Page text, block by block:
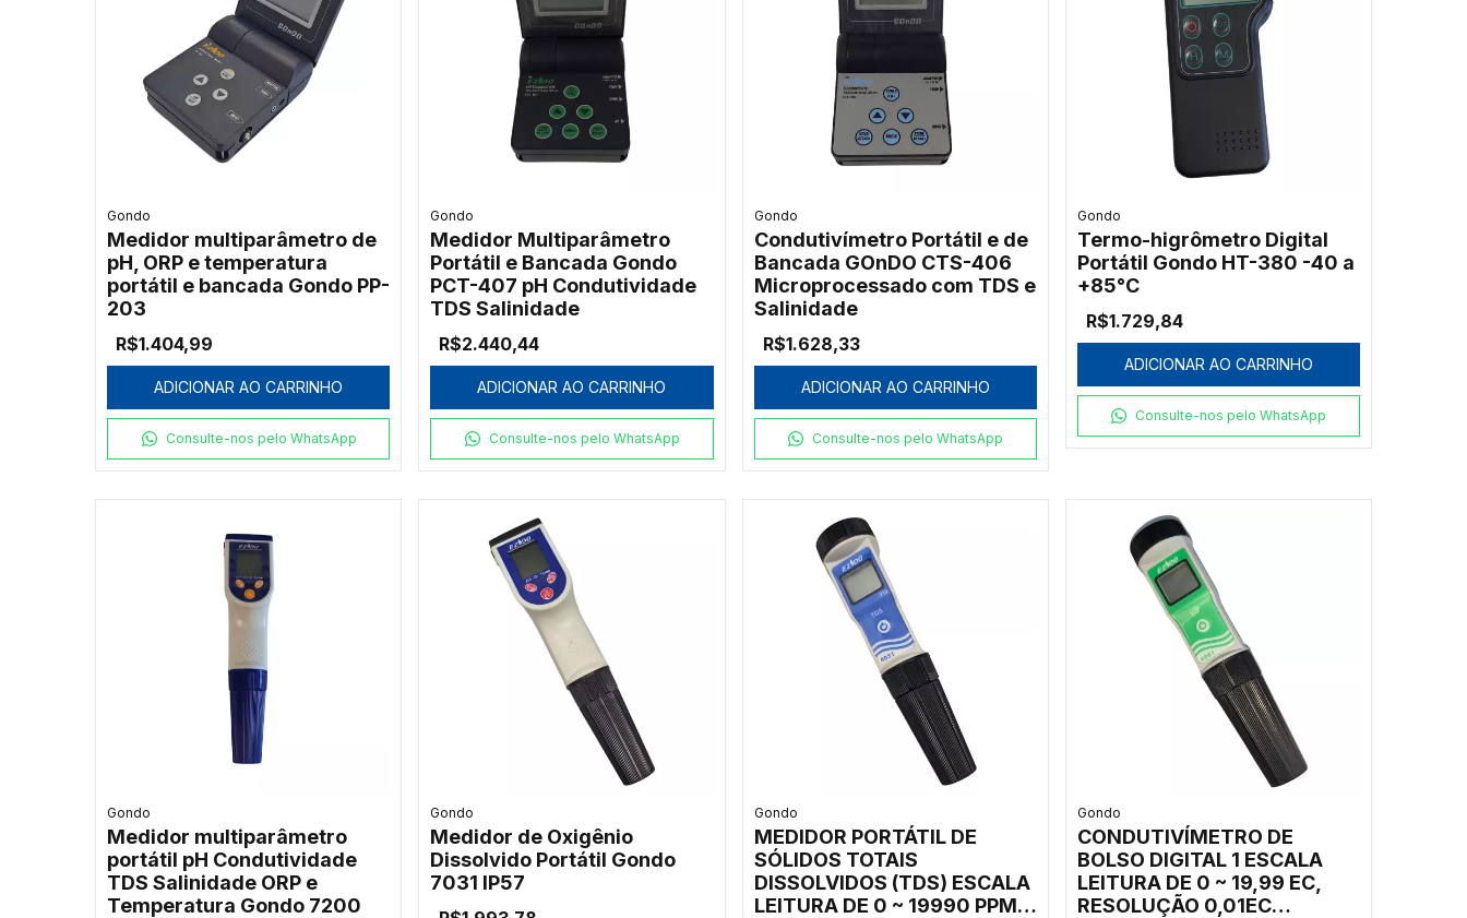
Gondo
Medidor multiparâmetro de
pH, ORP e temperatura
portátil e bancada Gondo PP-
203
R$1.404,99
ADICIONAR AO CARRINHO
Consulte-nos pelo WhatsApp
Gondo
Medidor Multiparâmetro
Portátil e Bancada Gondo
PCT-407 pH Condutividade
TDS Salinidade
R$2.440,44
ADICIONAR AO CARRINHO
Consulte-nos pelo WhatsApp
Gondo
Condutivímetro Portátil e de
Bancada GOnDO CTS-406
Microprocessado com TDS e
Salinidade
R$1.628,33
ADICIONAR AO CARRINHO
Consulte-nos pelo WhatsApp
Gondo
Termo-higrômetro Digital
Portátil Gondo HT-380 -40 a
+85°C
R$1.729,84
ADICIONAR AO CARRINHO
Consulte-nos pelo WhatsApp
Gondo
Medidor multiparâmetro
portátil pH Condutividade
TDS Salinidade ORP e
Temperatura Gondo 7200
Gondo
Medidor de Oxigênio
Dissolvido Portátil Gondo
7031 IP57
Gondo
MEDIDOR PORTÁTIL DE
SÓLIDOS TOTAIS
DISSOLVIDOS (TDS) ESCALA
LEITURA DE 0 ~ 19990 PPM,
Gondo
CONDUTIVÍMETRO DE
BOLSO DIGITAL 1 ESCALA
LEITURA DE 0 ~ 19,99 EC,
RESOLUÇÃO 0,01EC